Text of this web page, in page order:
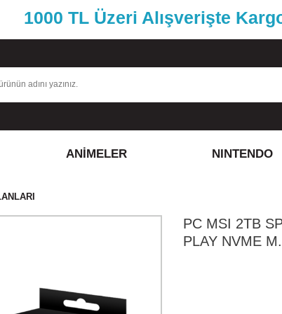
1000 TL Üzeri Alışverişte
ANİMELER NINTENDO
PC MSI 2TB
PLAY NVME